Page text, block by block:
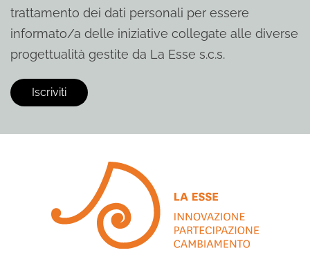
trattamento dei dati personali per essere
informato/a delle iniziative collegate alle diverse
progettualità gestite da La Esse s.c.s.